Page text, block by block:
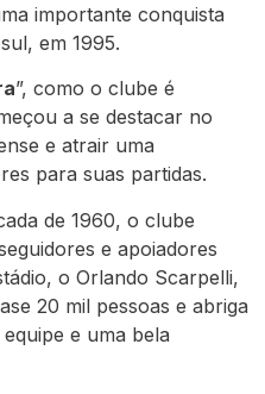
importante conquista
em 1995.
”, como o clube é
a se destacar no
e atrair uma
para suas partidas.
de 1960, o clube
e apoiadores
o Orlando Scarpelli,
20 mil pessoas e abriga
e uma bela